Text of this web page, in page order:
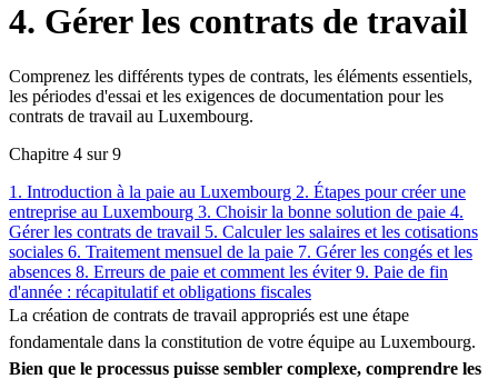
4. Gérer les contrats de travail
Comprenez les différents types de contrats, les éléments essentiels,
les périodes d'essai et les exigences de documentation pour les
contrats de travail au Luxembourg.
Chapitre 4 sur 9
1. Introduction à la paie au Luxembourg 2. Étapes pour créer une
entreprise au Luxembourg 3. Choisir la bonne solution de paie 4.
Gérer les contrats de travail 5. Calculer les salaires et les cotisations
sociales 6. Traitement mensuel de la paie 7. Gérer les congés et les
absences 8. Erreurs de paie et comment les éviter9. Paie de fin
d'année : récapitulatif et obligations fiscales
La création de contrats de travail appropriés est une étape
fondamentale dans la constitution de votre équipe au Luxembourg.
Bien que le processus puisse sembler complexe, comprendre les